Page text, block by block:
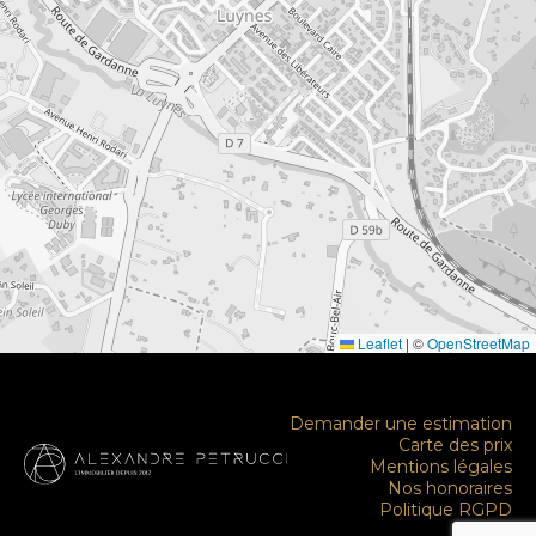
Leaflet | ©OpenStreetMap
Demander une estimation
Carte des prix
Mentions légales
Nos honoraires
Politique RGPD